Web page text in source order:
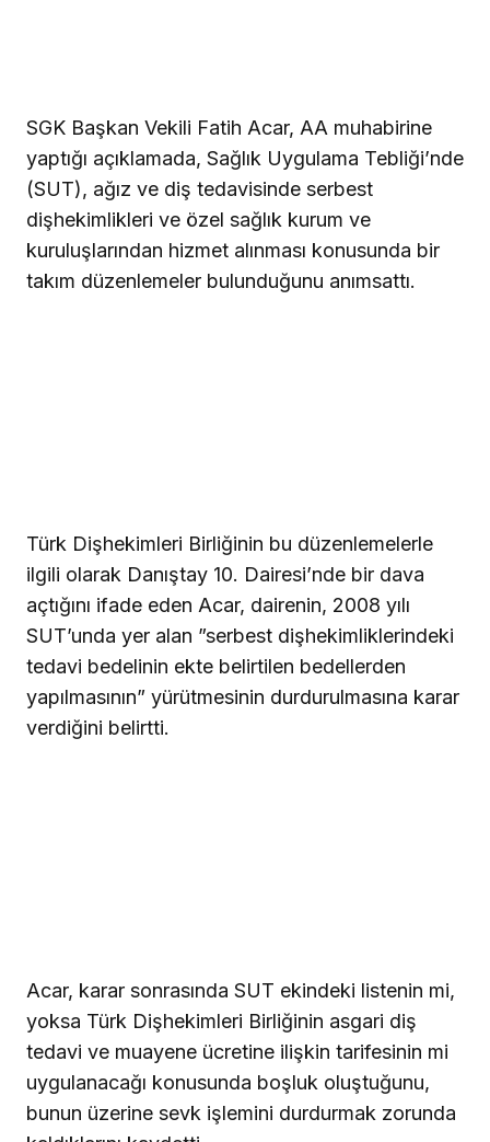
SGK Başkan Vekili Fatih Acar, AA muhabirine
yaptığı açıklamada, Sağlık Uygulama Tebliği’nde
(SUT), ağız ve diş tedavisinde serbest
dişhekimlikleri ve özel sağlık kurum ve
kuruluşlarından hizmet alınması konusunda bir
takım düzenlemeler bulunduğunu anımsattı.
Türk Dişhekimleri Birliğinin bu düzenlemelerle
ilgili olarak Danıştay 10. Dairesi’nde bir dava
açtığını ifade eden Acar, dairenin, 2008 yılı
SUT’unda yer alan ”serbest dişhekimliklerindeki
tedavi bedelinin ekte belirtilen bedellerden
yapılmasının” yürütmesinin durdurulmasına karar
verdiğini belirtti.
Acar, karar sonrasında SUT ekindeki listenin mi,
yoksa Türk Dişhekimleri Birliğinin asgari diş
tedavi ve muayene ücretine ilişkin tarifesinin mi
uygulanacağı konusunda boşluk oluştuğunu,
bunun üzerine sevk işlemini durdurmak zorunda